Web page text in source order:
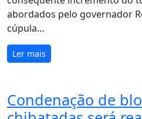
abordados pelo governador
cúpula…
Ler mais
Condenação de